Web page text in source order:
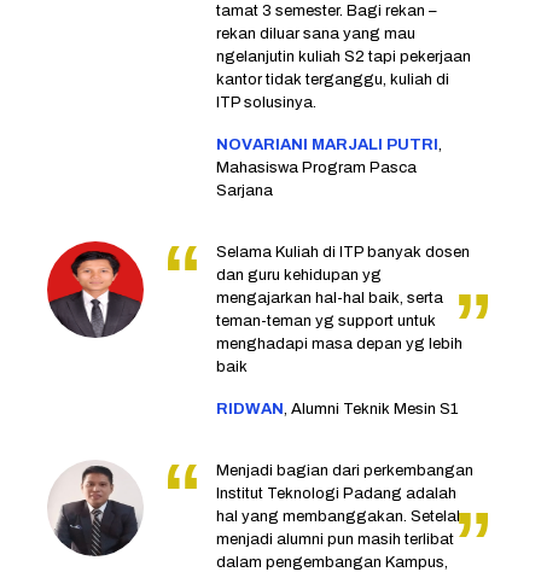
tamat 3 semester. Bagi rekan –
rekan diluar sana yang mau
ngelanjutin kuliah S2 tapi pekerjaan
kantor tidak terganggu, kuliah di
ITP solusinya.
NOVARIANI MARJALI PUTRI ,
Mahasiswa Program Pasca
Sarjana
Selama Kuliah di ITP banyak dosen
dan guru kehidupan yg
mengajarkan hal-hal baik, serta
teman-teman yg support untuk
menghadapi masa depan yg lebih
baik
RIDWAN , Alumni Teknik Mesin S1
Menjadi bagian dari perkembangan
Institut Teknologi Padang adalah
hal yang membanggakan. Setelah
menjadi alumni pun masih terlibat
dalam pengembangan Kampus,